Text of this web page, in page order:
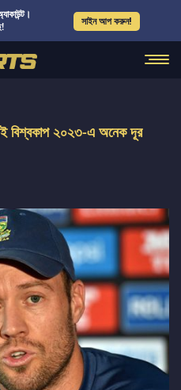
সাইন আপ করুন!
বিশ্বকাপ ২০২৩-এ অনেক দূর